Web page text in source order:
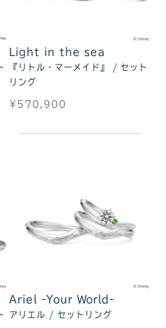
Light in the sea
『リトル・マーメイド』 / セット
リング
¥570,900
Ariel -Your World-
アリエル / セットリング